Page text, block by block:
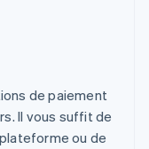
de paiement
Il vous suffit de
ou de